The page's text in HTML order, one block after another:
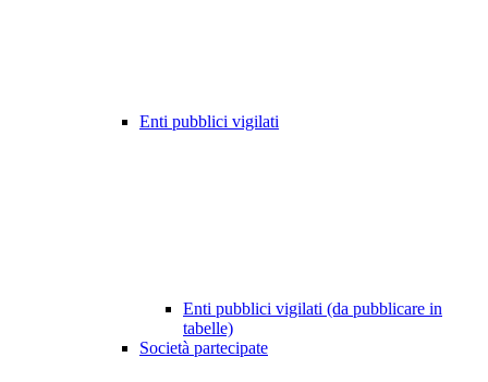
Enti pubblici vigilati
Enti pubblici vigilati (da pubblicare in
tabelle)
Società partecipate